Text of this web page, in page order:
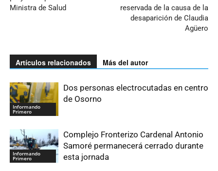
Ministra de Salud
reservada de la causa de la
desaparición de Claudia
Agüero
Artículos relacionados Más del autor
Informando
Primero
Dos personas electrocutadas en centro
de Osorno
Informando
Primero
Complejo Fronterizo Cardenal Antonio
Samoré permanecerá cerrado durante
esta jornada